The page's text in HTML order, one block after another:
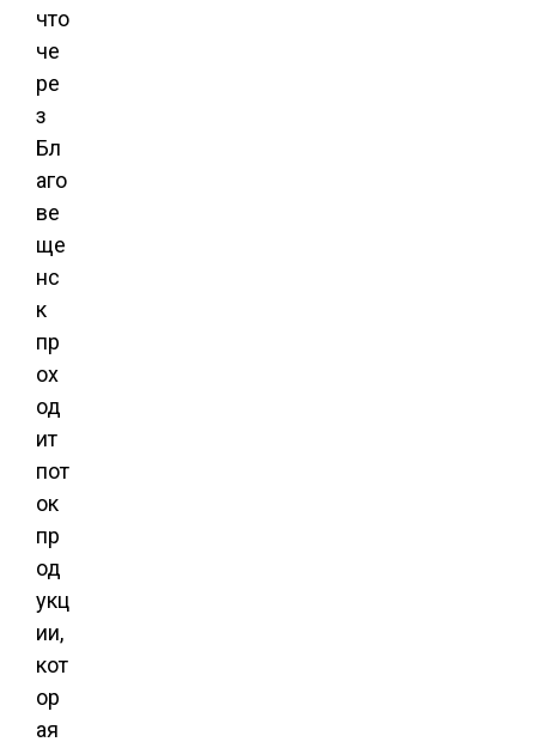
что
че
ре
з
Бл
аго
ве
ще
нс
к
пр
ох
од
ит
пот
ок
пр
од
укц
ии,
кот
ор
ая